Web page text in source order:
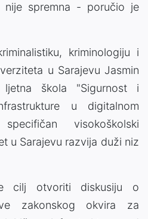
nije spremna - poručio je
kriminologiju i
u Sarajevu Jasmin
škola "Sigurnost i
u digitalnom
visokoškolski
u Sarajevu razvija duži niz
cilj otvoriti diskusiju o
zakonskog okvira za